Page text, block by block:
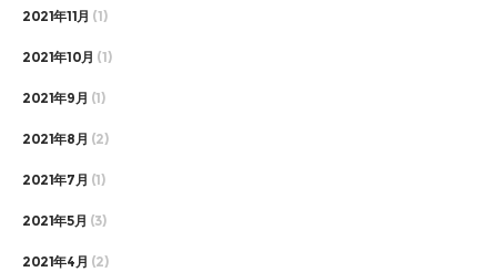
2021年11月 (1)
2021年10月 (1)
2021年9月 (1)
2021年8月 (2)
2021年7月 (1)
2021年5月 (3)
2021年4月 (2)